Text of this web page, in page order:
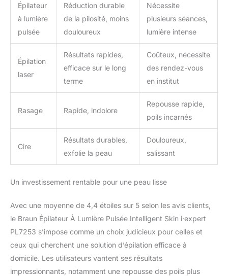
Épilateur
à lumière
pulsée
Réduction durable
de la pilosité, moins
douloureux
Nécessite
plusieurs séances,
lumière intense
Épilation
laser
Résultats rapides,
efficace sur le long
terme
Coûteux, nécessite
des rendez-vous
en institut
Rasage Rapide, indolore
Repousse rapide,
poils incarnés
Cire
Résultats durables,
exfolie la peau
Douloureux,
salissant
Un investissement rentable pour une peau lisse
Avec une moyenne de 4,4 étoiles sur 5 selon les avis clients,
le Braun Épilateur À Lumière Pulsée Intelligent Skin i·expert
PL7253 s’impose comme un choix judicieux pour celles et
ceux qui cherchent une solution d’épilation efficace à
domicile. Les utilisateurs vantent ses résultats
impressionnants, notamment une repousse des poils plus